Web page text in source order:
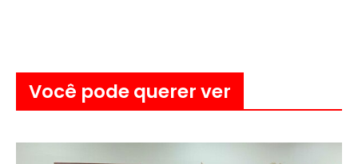
Você pode querer ver